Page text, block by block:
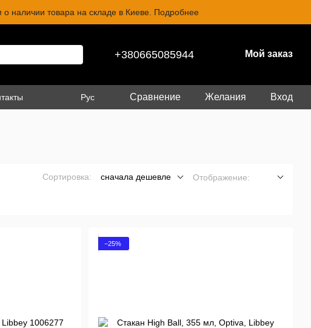
наличии товара на складе в Киеве. Подробнее
+380665085944 Мой заказ
Рус Сравнение Желания Вход
Сортировка: сначала дешевле Отображение:
−25%